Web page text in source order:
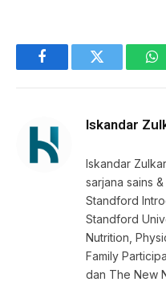
FacebookTwitter
Iskandar
Iskandar
sarjana sains
Standford
Standford
Nutrition,
Family
dan The New